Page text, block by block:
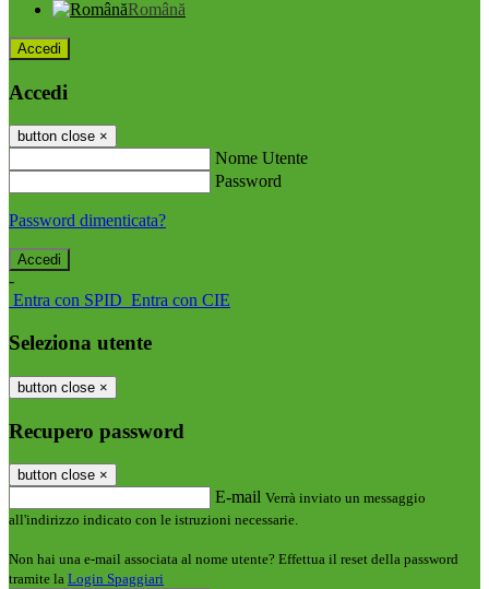
Română
Accedi
Accedi
button close ×
Nome Utente
Password
Password dimenticata?
-
Entra con SPID Entra con CIE
Seleziona utente
button close ×
Recupero password
button close ×
E-mail Verrà inviato un messaggio
all'indirizzo indicato con le istruzioni necessarie.
Non hai una e-mail associata al nome utente? Effettua il reset della password
tramite la Login Spaggiari